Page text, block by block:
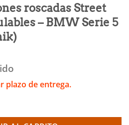
roscadas Street
– BMW Serie 5
plazo de entrega.
Street con copelas regulables –